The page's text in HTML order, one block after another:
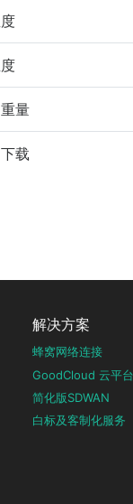
量
载
解决方案
蜂窝网络连接
GoodCloud 云平台
简化版SDWAN
白标及客制化服务